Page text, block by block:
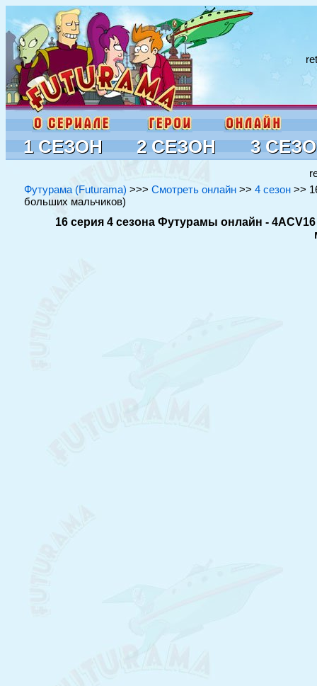
1 СЕЗОН 2 СЕЗОН 3
Футурама (Futurama) >>> Смотреть онлайн >> 4 сезон >>
больших мальчиков)
16 серия 4 сезона Футурамы онлайн -